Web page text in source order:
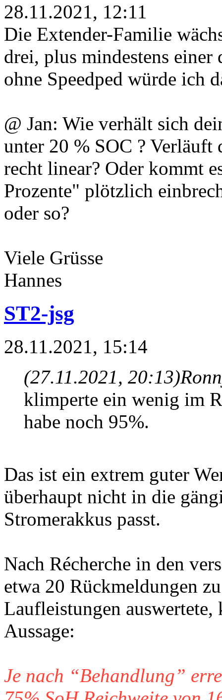
28.11.2021, 12:11
Die Extender-Familie
drei, plus mindestens
ohne Speedped würde ich
@ Jan: Wie verhält sich
unter 20 % SOC ?
recht linear? Oder kommt
Prozente" plötzlich
oder so?
Viele Grüsse
Hannes
ST2-jsg
28.11.2021, 15:14
(27.11.2021, 20:13)
klimperte ein wenig im
habe noch 95%.
Das ist ein extrem guter
überhaupt nicht in die
Stromerakkus passt.
Nach Récherche in den
etwa 20 Rückmeldungen
Laufleistungen
Aussage:
Je nach “Behandlung”